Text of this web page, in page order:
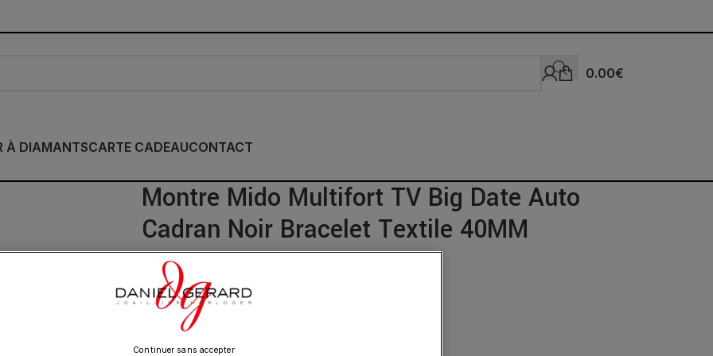
0.00€
À DIAMANTSCARTE CADEAUCONTACT
Montre Mido Multifort TV Big Date Auto
Cadran Noir Bracelet Textile 40MM
1 170.00
Continuer sans accepter